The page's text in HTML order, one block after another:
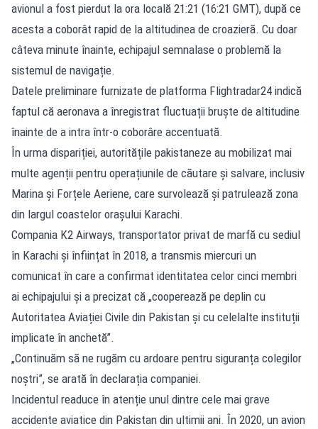
avionul a fost pierdut la ora locală 21:21 (16:21 GMT), după ce
acesta a coborât rapid de la altitudinea de croazieră. Cu doar
câteva minute înainte, echipajul semnalase o problemă la
sistemul de navigație.
Datele preliminare furnizate de platforma Flightradar24 indică
faptul că aeronava a înregistrat fluctuații bruște de altitudine
înainte de a intra într-o coborâre accentuată.
În urma dispariției, autoritățile pakistaneze au mobilizat mai
multe agenții pentru operațiunile de căutare și salvare, inclusiv
Marina și Forțele Aeriene, care survolează și patrulează zona
din largul coastelor orașului Karachi.
Compania K2 Airways, transportator privat de marfă cu sediul
în Karachi și înființat în 2018, a transmis miercuri un
comunicat în care a confirmat identitatea celor cinci membri
ai echipajului și a precizat că „cooperează pe deplin cu
Autoritatea Aviației Civile din Pakistan și cu celelalte instituții
implicate în anchetă”.
„Continuăm să ne rugăm cu ardoare pentru siguranța colegilor
noștri”, se arată în declarația companiei.
Incidentul readuce în atenție unul dintre cele mai grave
accidente aviatice din Pakistan din ultimii ani. În 2020, un avion